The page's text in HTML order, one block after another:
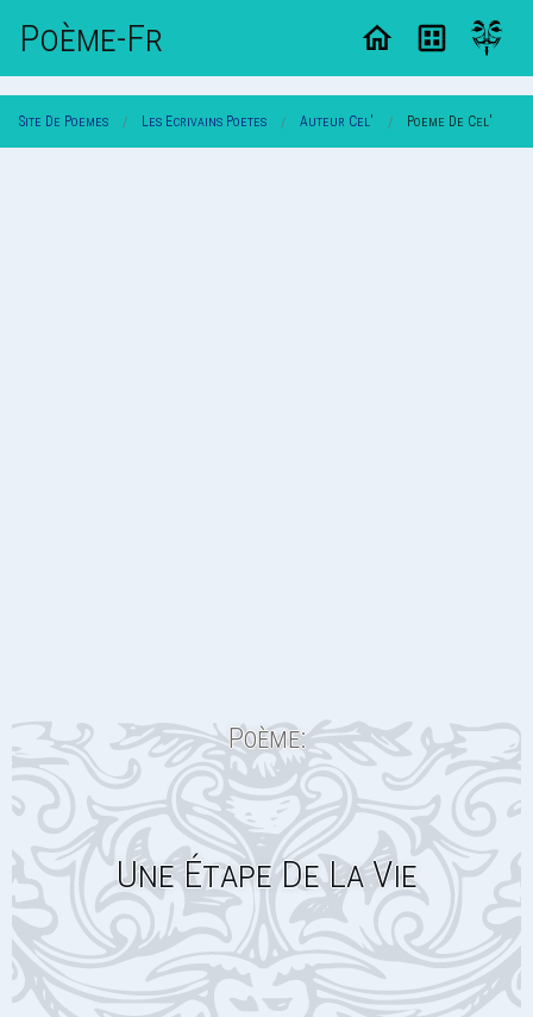
Poème-Fr
Site De Poemes Les Ecrivains Poetes Auteur Cel' Poeme De Cel'
Poème:
Une Étape De La Vie